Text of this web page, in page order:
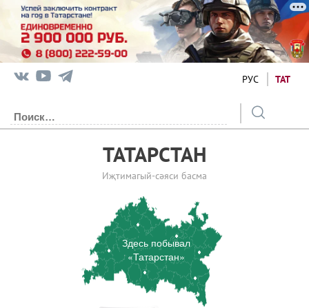
РУС ТАТ
ТАТАРСТАН
Иҗтимагый-сәяси басма
Здесь побывал
«Татарстан»